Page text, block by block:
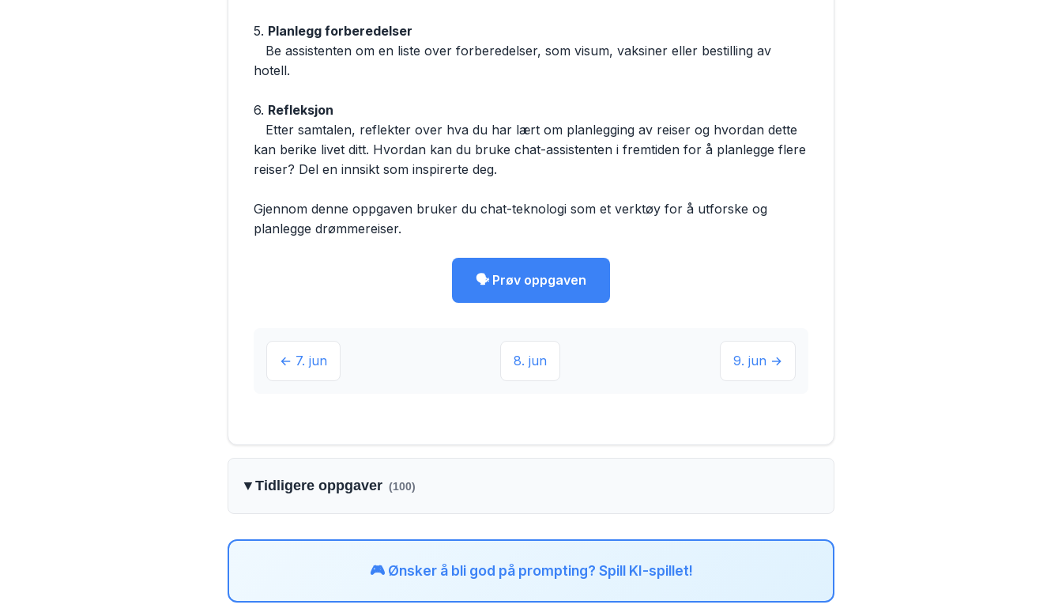
5. Planlegg forberedelser
hotell.
6. Refleksjon
kan berike livet ditt. Hvordan kan du bruke chat-assistenten i fremtiden for å planlegge flere
reiser? Del en innsikt som inspirerte deg.
Gjennom denne oppgaven bruker du chat-teknologi som et verktøy for å utforske og
planlegge drømmereiser.
🗣️ Prøv oppgaven
← 7. jun 8. jun 9. jun →
▼ Tidligere oppgaver (100)
🎮 Ønsker å bli god på prompting? Spill KI-spillet!